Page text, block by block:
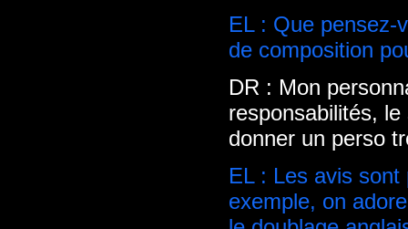
EL : Que pensez-
de composition
DR : Mon
responsabilités,
donner un perso
EL : Les avis
exemple, on